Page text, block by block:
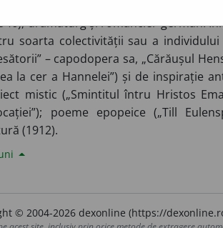
dramaturg și romancier german.
soarta colectivității sau a
– capodopera sa, „Cărăușul
la cer a Hannelei”) și de inspirație
mistic („Smintitul întru Hristos
poeme epopeice („Till
(1912).
© 2004-2026 dexonline (https://